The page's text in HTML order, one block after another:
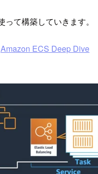
て構築していきます。
Amazon ECS Deep Dive